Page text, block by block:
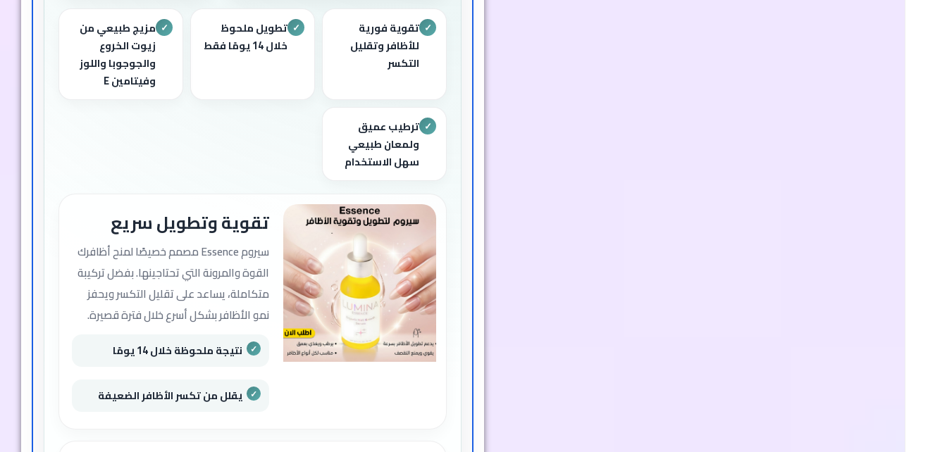
✓ تقوية فورية
للأظافر وتقليل
التكسر
✓ تطويل ملحوظ
خلال 14 يومًا فقط
✓ مزيج طبيعي من
زيوت الخروع
والجوجوبا واللوز
وفيتامين E
✓ ترطيب عميق
ولمعان طبيعي
سهل الاستخدام
تقوية وتطويل سريع
سيروم Essence مصمم خصيصًا لمنح أظافرك
القوة والمرونة التي تحتاجينها. بفضل تركيبة
متكاملة، يساعد على تقليل التكسر ويحفز
نمو الأظافر بشكل أسرع خلال فترة قصيرة.
نتيجة ملحوظة خلال 14 يومًا
يقلل من تكسر الأظافر الضعيفة